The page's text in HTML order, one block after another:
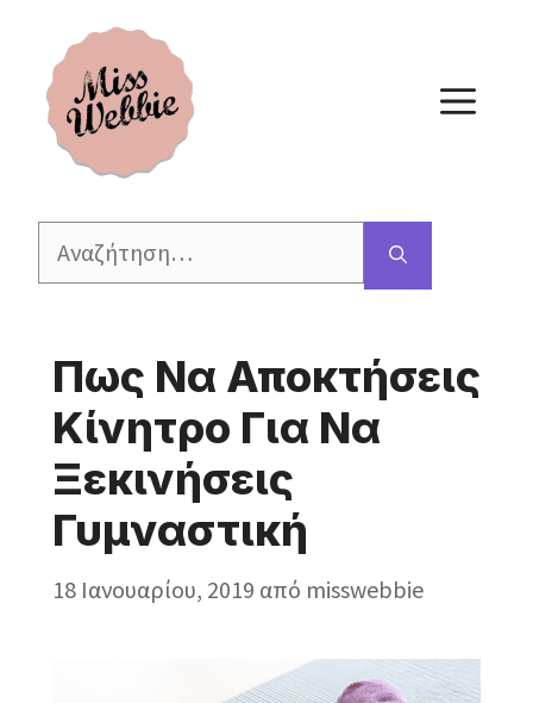
περιεχόμενο
Αναζήτηση
Πως Να Αποκτήσεις
Κίνητρο Για Να
Ξεκινήσεις
Γυμναστική
18 Ιανουαρίου, 2019 από misswebbie